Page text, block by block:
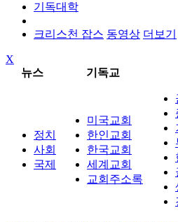
기독대학
크리스천 잡스 동영상 더보기
X
뉴스
기독교
정치
사회
국제
미국교회
한인교회
한국교회
세계교회
교회주소록